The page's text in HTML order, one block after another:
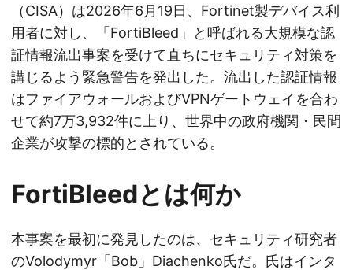
（CISA）は2026年6月19日、Fortinet製デバイス利
用者に対し、「FortiBleed」と呼ばれる大規模な認
証情報流出事案を受けて直ちにセキュリティ対策を
講じるよう緊急警告を発出した。流出した認証情報
はファイアウォールおよびVPNゲートウェイを合わ
せて約7万3,932件に上り、世界中の政府機関・民間
企業が攻撃の標的とされている。
FortiBleedとは何か
本事案を最初に発見したのは、セキュリティ研究者
のVolodymyr「Bob」Diachenko氏だ。氏はインタ